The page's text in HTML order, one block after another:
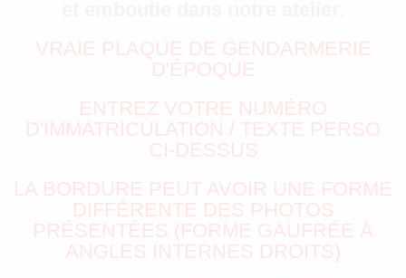
VRAIE PLAQUE DE GENDARMERIE
D'ÉPOQUE
ENTREZ VOTRE NUMÉRO
D'IMMATRICULATION / TEXTE PERSO
CI-DESSUS
LA BORDURE PEUT AVOIR UNE FORME
DIFFÉRENTE DES PHOTOS
PRÉSENTÉES (FORME GAUFRÉE À
ANGLES INTERNES DROITS)